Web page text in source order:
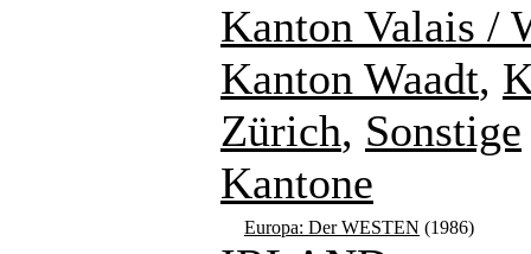
Kanton Valais /
Kanton Waadt,
Zürich, Sonstige
Kantone
Europa: Der WESTEN (1986)